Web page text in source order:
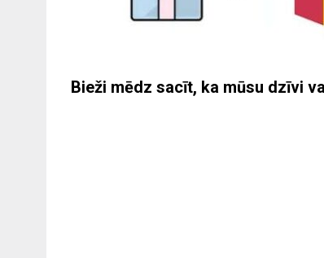
Bieži mēdz sacīt, ka mūsu dzīvi